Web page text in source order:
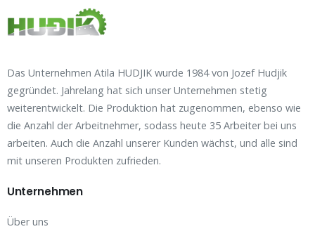
Das Unternehmen Atila HUDJIK wurde 1984 von Jozef Hudjik
gegründet. Jahrelang hat sich unser Unternehmen stetig
weiterentwickelt. Die Produktion hat zugenommen, ebenso wie
die Anzahl der Arbeitnehmer, sodass heute 35 Arbeiter bei uns
arbeiten. Auch die Anzahl unserer Kunden wächst, und alle sind
mit unseren Produkten zufrieden.
Unternehmen
Über uns